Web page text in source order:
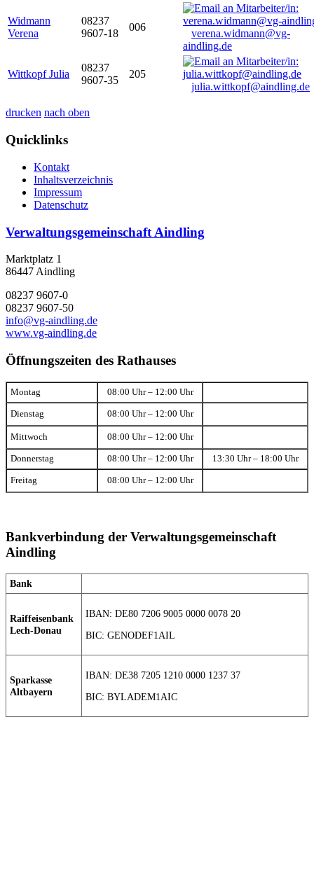
Widmann
Verena
08237
9607-18
006
verena.widmann@vg-
aindling.de
Wittkopf Julia
08237
9607-35
205
julia.wittkopf@aindling.de
drucken nach oben
Quicklinks
Kontakt
Inhaltsverzeichnis
Impressum
Datenschutz
Verwaltungsgemeinschaft Aindling
Marktplatz 1
86447 Aindling
08237 9607-0
08237 9607-50
info@vg-aindling.de
www.vg-aindling.de
Öffnungszeiten des Rathauses
Montag 08:00 Uhr – 12:00 Uhr
Dienstag 08:00 Uhr – 12:00 Uhr
Mittwoch 08:00 Uhr – 12:00 Uhr
Donnerstag 08:00 Uhr – 12:00 Uhr 13:30 Uhr – 18:00 Uhr
Freitag 08:00 Uhr – 12:00 Uhr
Bankverbindung der Verwaltungsgemeinschaft
Aindling
Bank
Raiffeisenbank
Lech-Donau
IBAN: DE80 7206 9005 0000 0078 20
BIC: GENODEF1AIL
Sparkasse
Altbayern
IBAN: DE38 7205 1210 0000 1237 37
BIC: BYLADEM1AIC